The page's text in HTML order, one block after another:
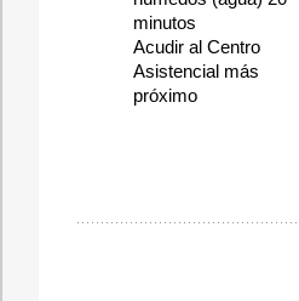
minutos
Acudir al Centro
Asistencial más
próximo